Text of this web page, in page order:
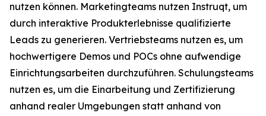
nutzen können. Marketingteams nutzen Instruqt, um
durch interaktive Produkterlebnisse qualifizierte
Leads zu generieren. Vertriebsteams nutzen es, um
hochwertigere Demos und POCs ohne aufwendige
Einrichtungsarbeiten durchzuführen. Schulungsteams
nutzen es, um die Einarbeitung und Zertifizierung
anhand realer Umgebungen statt anhand von